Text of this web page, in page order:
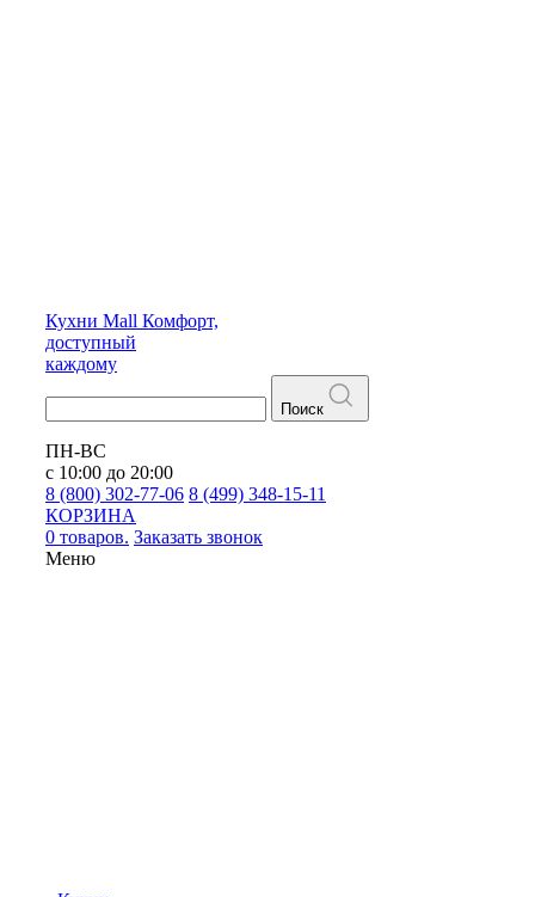
Кухни Mall Комфорт,
доступный
каждому
Поиск
ПН-ВС
с 10:00 до 20:00
8 (800) 302-77-06 8 (499) 348-15-11
КОРЗИНА
0 товаров. Заказать звонок
Меню